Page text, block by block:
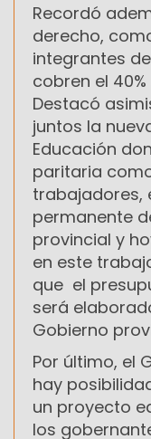
Recordó
derecho,
integrantes
cobren el
Destacó
juntos la
Educación
paritaria
trabajadores,
permanente
provincial y
en este
que el
será
Gobierno
Por último, el
hay
un proyecto
los